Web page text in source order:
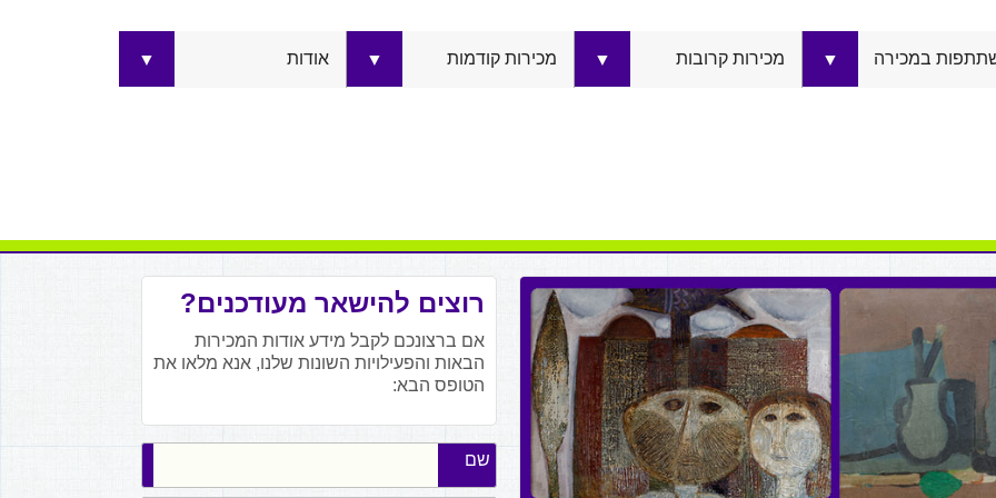
במכירה ▼ מכירות קרובות ▼ מכירות קודמות ▼ אודות ▼
רוצים להישאר מעודכנים?
אם ברצונכם לקבל מידע אודות המכירות
הבאות והפעילויות השונות שלנו, אנא מלאו את
הטופס הבא:
שם